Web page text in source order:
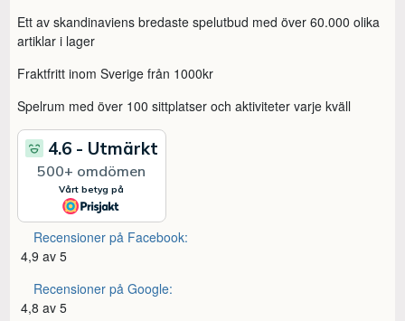
Ett av skandinaviens bredaste spelutbud med över 60.000 olika
artiklar i lager
Fraktfritt inom Sverige från 1000kr
Spelrum med över 100 sittplatser och aktiviteter varje kväll
Recensioner på Facebook:
4,9 av 5
Recensioner på Google:
4,8 av 5